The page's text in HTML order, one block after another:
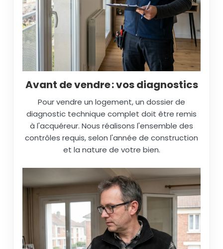
Avant de vendre : vos diagnostics
Pour vendre un logement, un dossier de
diagnostic technique complet doit être remis
à l'acquéreur. Nous réalisons l'ensemble des
contrôles requis, selon l'année de construction
et la nature de votre bien.